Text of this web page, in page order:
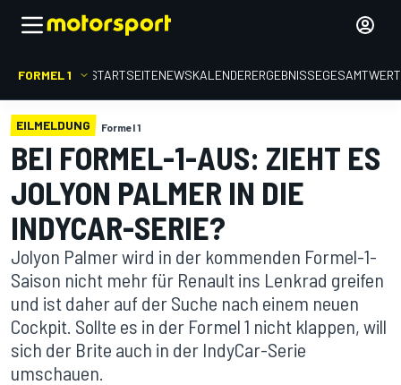
FORMEL 1 STARTSEITENEWSKALENDERERGEBNISSE
EILMELDUNG Formel 1
BEI FORMEL-1-AUS: ZIEHT ES
JOLYON PALMER IN DIE
INDYCAR-SERIE?
Jolyon Palmer wird in der kommenden Formel-1-
Saison nicht mehr für Renault ins Lenkrad greifen
und ist daher auf der Suche nach einem neuen
Cockpit. Sollte es in der Formel 1 nicht klappen, will
sich der Brite auch in der IndyCar-Serie
umschauen.